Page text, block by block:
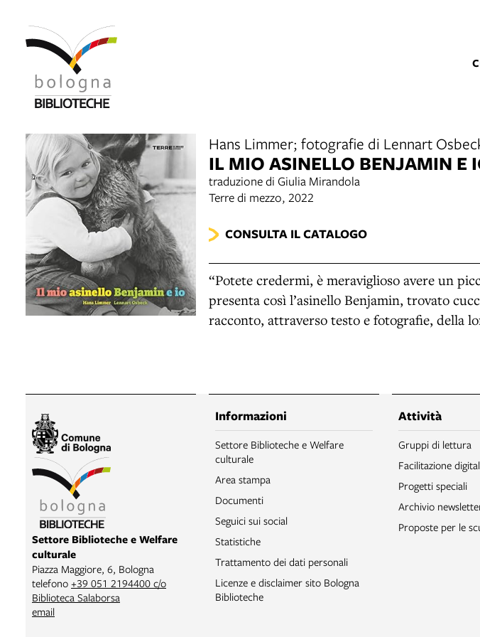
Hans Limmer; fotografie di Lennart
IL MIO ASINELLO BENJAMIN E
traduzione di Giulia Mirandola
Terre di mezzo, 2022
CONSULTA IL CATALOGO
“Potete credermi, è meraviglioso avere un
presenta così l’asinello Benjamin, trovato
racconto, attraverso testo e fotografie, della
Settore Biblioteche e Welfare
culturale
Piazza Maggiore, 6, Bologna
telefono +39 051 2194400 c/o
Biblioteca Salaborsa
email
Informazioni
Settore Biblioteche e Welfare
culturale
Area stampa
Documenti
Seguici sui social
Statistiche
Trattamento dei dati personali
Licenze e disclaimer sito Bologna
Biblioteche
Attività
Gruppi di lettura
Facilitazione
Progetti speciali
Archivio
Proposte per le